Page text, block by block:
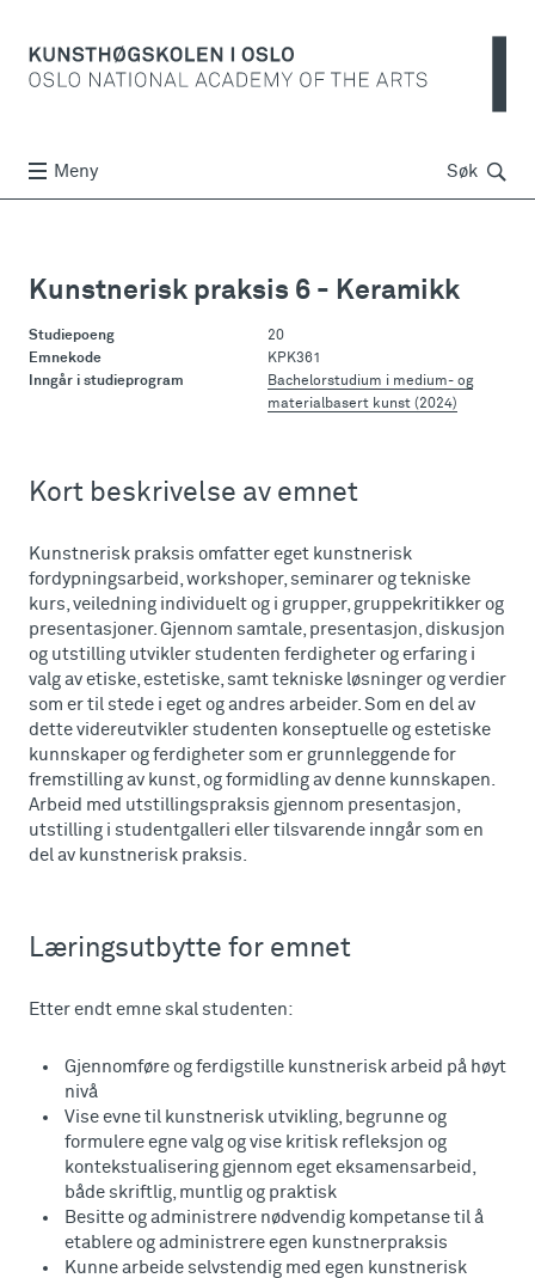
Meny Søk Søk
Kunstnerisk praksis 6 - Keramikk
Studiepoeng
20
Emnekode
KPK361
Inngår i studieprogram
Bachelorstudium i medium- og
materialbasert kunst (2024)
Kort beskrivelse av emnet
Kunstnerisk praksis omfatter eget kunstnerisk
fordypningsarbeid, workshoper, seminarer og tekniske
kurs, veiledning individuelt og i grupper, gruppekritikker og
presentasjoner. Gjennom samtale, presentasjon, diskusjon
og utstilling utvikler studenten ferdigheter og erfaring i
valg av etiske, estetiske, samt tekniske løsninger og verdier
som er til stede i eget og andres arbeider. Som en del av
dette videreutvikler studenten konseptuelle og estetiske
kunnskaper og ferdigheter som er grunnleggende for
fremstilling av kunst, og formidling av denne kunnskapen.
Arbeid med utstillingspraksis gjennom presentasjon,
utstilling i studentgalleri eller tilsvarende inngår som en
del av kunstnerisk praksis.
Læringsutbytte for emnet
Etter endt emne skal studenten:
Gjennomføre og ferdigstille kunstnerisk arbeid på høyt
nivå
Vise evne til kunstnerisk utvikling, begrunne og
formulere egne valg og vise kritisk refleksjon og
kontekstualisering gjennom eget eksamensarbeid,
både skriftlig, muntlig og praktisk
Besitte og administrere nødvendig kompetanse til å
etablere og administrere egen kunstnerpraksis
Kunne arbeide selvstendig med egen kunstnerisk